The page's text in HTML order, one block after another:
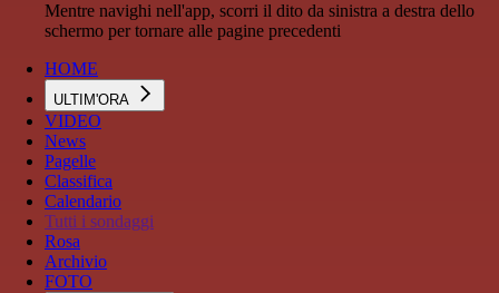
Mentre navighi nell'app, scorri il dito da sinistra a destra dello
schermo per tornare alle pagine precedenti
HOME
ULTIM'ORA
VIDEO
News
Pagelle
Classifica
Calendario
Tutti i sondaggi
Rosa
Archivio
FOTO